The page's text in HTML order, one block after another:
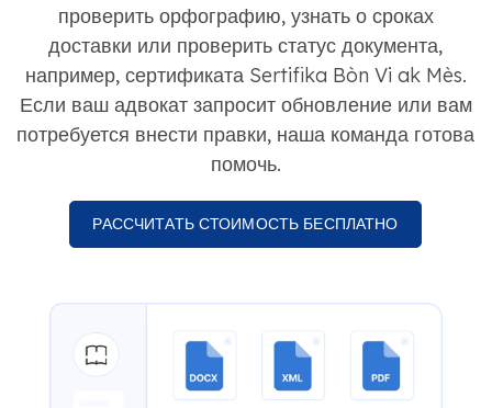
проверить орфографию, узнать о сроках
доставки или проверить статус документа,
например, сертификата Sertifika Bòn Vi ak Mès.
Если ваш адвокат запросит обновление или вам
потребуется внести правки, наша команда готова
помочь.
РАССЧИТАТЬ СТОИМОСТЬ БЕСПЛАТНО